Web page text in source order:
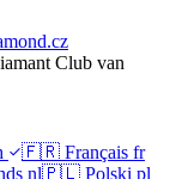
Club van
🇫🇷 Français fr
nl🇵🇱 Polski pl